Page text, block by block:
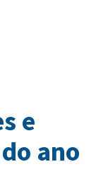
e
ano